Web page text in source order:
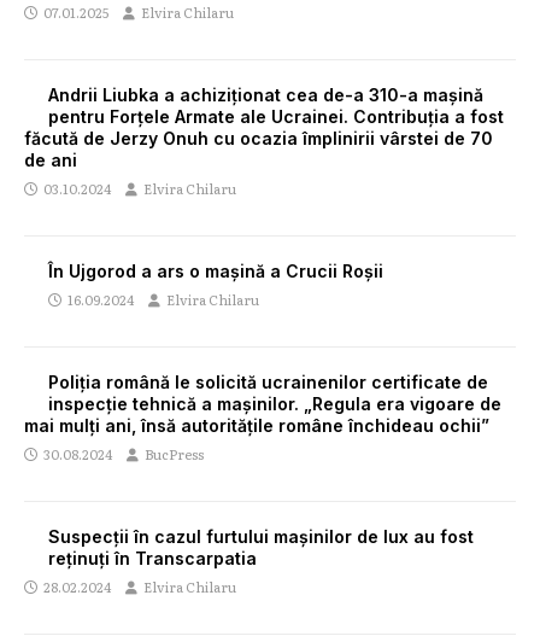
07.01.2025 Elvira Chilaru
Andrii Liubka a achiziționat cea de-a 310-a mașină
pentru Forțele Armate ale Ucrainei. Contribuția a fost
făcută de Jerzy Onuh cu ocazia împlinirii vârstei de 70
de ani
03.10.2024 Elvira Chilaru
În Ujgorod a ars o mașină a Crucii Roșii
16.09.2024 Elvira Chilaru
Poliția română le solicită ucrainenilor certificate de
inspecție tehnică a mașinilor. „Regula era vigoare de
mai mulți ani, însă autoritățile române închideau ochii”
30.08.2024 BucPress
Suspecții în cazul furtului mașinilor de lux au fost
reținuți în Transcarpatia
28.02.2024 Elvira Chilaru